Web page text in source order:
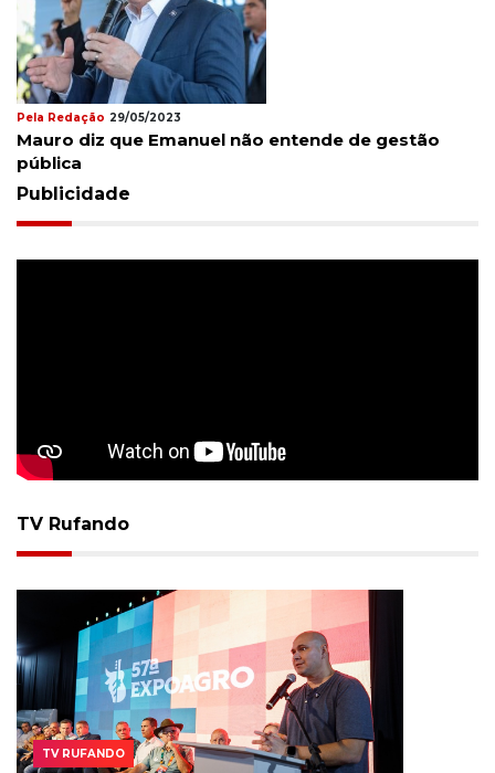
29/05/2023
Emanuel não entende de gestão
Publicidade
TV Rufando
TV RUFANDO